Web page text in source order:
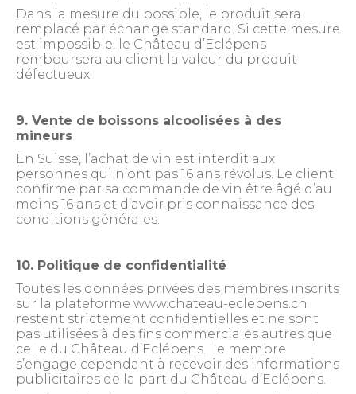
Dans la mesure du possible, le produit sera
remplacé par échange standard. Si cette mesure
est impossible, le Château d’Eclépens
remboursera au client la valeur du produit
défectueux.
9. Vente de boissons alcoolisées à des
mineurs
En Suisse, l’achat de vin est interdit aux
personnes qui n’ont pas 16 ans révolus. Le client
confirme par sa commande de vin être âgé d’au
moins 16 ans et d’avoir pris connaissance des
conditions générales.
10. Politique de confidentialité
Toutes les données privées des membres inscrits
sur la plateforme www.chateau-eclepens.ch
restent strictement confidentielles et ne sont
pas utilisées à des fins commerciales autres que
celle du Château d’Eclépens. Le membre
s’engage cependant à recevoir des informations
publicitaires de la part du Château d’Eclépens.